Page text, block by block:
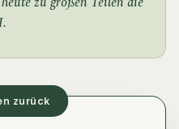
zurück